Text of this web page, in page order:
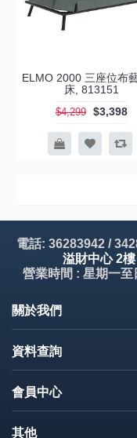
ELMO 2000 三座位布
床, 813151
$4,299 $3,398
電話: 36283942 /
溢財中心 2
營業時間 : 星期一
關於我們
資料查詢
會員中心
其他